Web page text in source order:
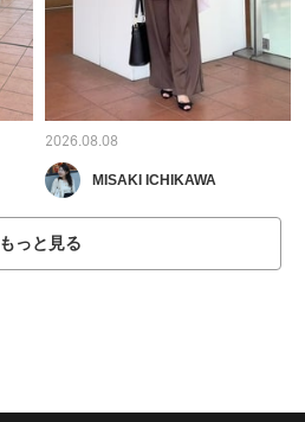
2026.08.08
MISAKI ICHIKAWA
もっと見る